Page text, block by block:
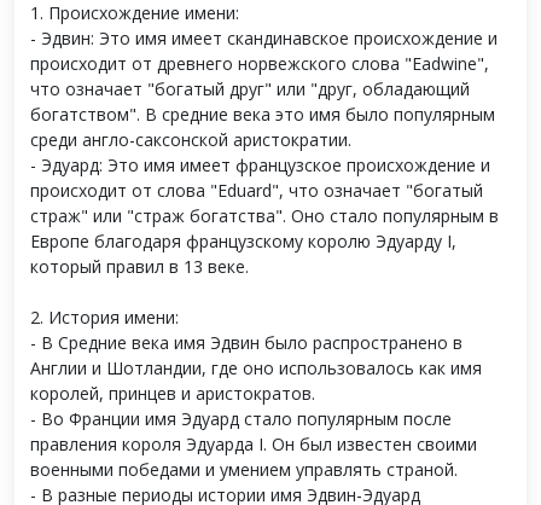
1. Происхождение имени:
- Эдвин: Это имя имеет скандинавское происхождение и
происходит от древнего норвежского слова "Eadwine",
что означает "богатый друг" или "друг, обладающий
богатством". В средние века это имя было популярным
среди англо-саксонской аристократии.
- Эдуард: Это имя имеет французское происхождение и
происходит от слова "Eduard", что означает "богатый
страж" или "страж богатства". Оно стало популярным в
Европе благодаря французскому королю Эдуарду I,
который правил в 13 веке.
2. История имени:
- В Средние века имя Эдвин было распространено в
Англии и Шотландии, где оно использовалось как имя
королей, принцев и аристократов.
- Во Франции имя Эдуард стало популярным после
правления короля Эдуарда I. Он был известен своими
военными победами и умением управлять страной.
- В разные периоды истории имя Эдвин-Эдуард